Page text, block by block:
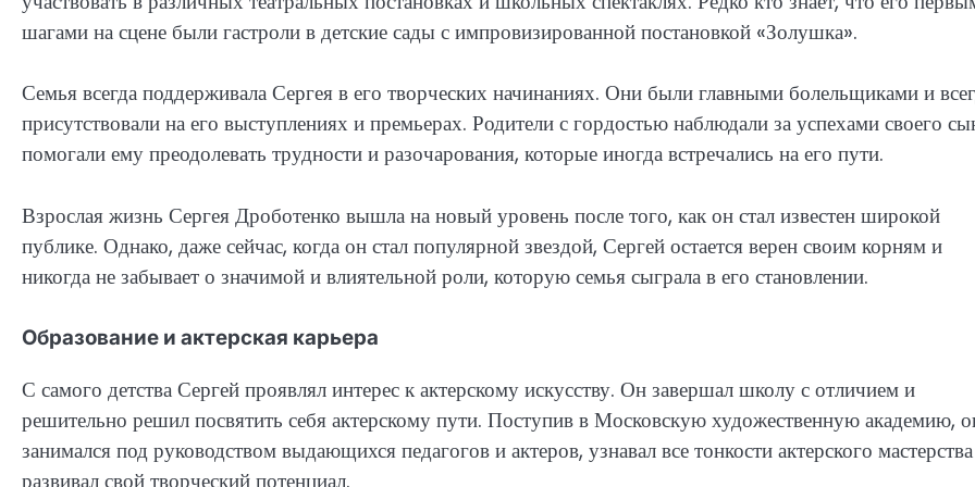
шагами на сцене были гастроли в детские сады с импровизированной постановкой «Золушка».
Семья всегда поддерживала Сергея в его творческих начинаниях. Они были главными болельщиками и
присутствовали на его выступлениях и премьерах. Родители с гордостью наблюдали за успехами своего
помогали ему преодолевать трудности и разочарования, которые иногда встречались на его пути.
Взрослая жизнь Сергея Дроботенко вышла на новый уровень после того, как он стал известен широкой
публике. Однако, даже сейчас, когда он стал популярной звездой, Сергей остается верен своим корням и
никогда не забывает о значимой и влиятельной роли, которую семья сыграла в его становлении.
Образование и актерская карьера
С самого детства Сергей проявлял интерес к актерскому искусству. Он завершал школу с отличием и
решительно решил посвятить себя актерскому пути. Поступив в Московскую художественную академию,
занимался под руководством выдающихся педагогов и актеров, узнавал все тонкости актерского
развивал свой творческий потенциал.